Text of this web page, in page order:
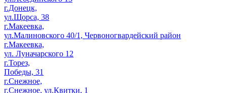
г.Донецк,
ул.Щорса, 38
г.Макеевка,
ул.Малиновского 40/1, Червоногвардейский район
г.Макеевка,
ул. Луначарского 12
г.Торез,
Победы, 31
г.Снежное,
г.Снежное, ул.Квитки, 1